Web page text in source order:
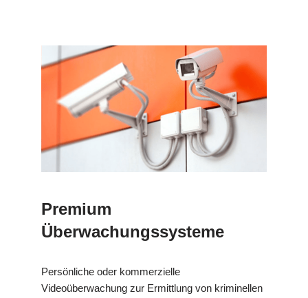
Premium
Überwachungssysteme
Persönliche oder kommerzielle
Videoüberwachung zur Ermittlung von kriminellen